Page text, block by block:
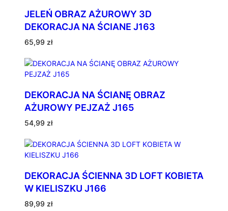
JELEŃ OBRAZ AŻUROWY 3D
DEKORACJA NA ŚCIANE J163
65,99 zł
DEKORACJA NA ŚCIANĘ OBRAZ
AŻUROWY PEJZAŻ J165
54,99 zł
DEKORACJA ŚCIENNA 3D LOFT KOBIETA
W KIELISZKU J166
89,99 zł